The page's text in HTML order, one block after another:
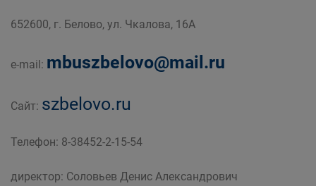
Управление жилищно-комунального и
Беловского городского округа
652600, г. Белово, ул. Чкалова, 16А
e-mail: mbuszbelovo@mail.ru
Сайт: szbelovo.ru
Телефон: 8-38452-2-15-54
директор: Соловьев Денис Александрович